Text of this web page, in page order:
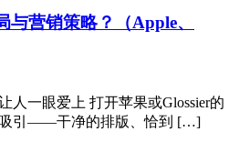
营销策略？（Apple、
人一眼爱上 打开苹果或Glossier的
吸引——干净的排版、恰到 […]